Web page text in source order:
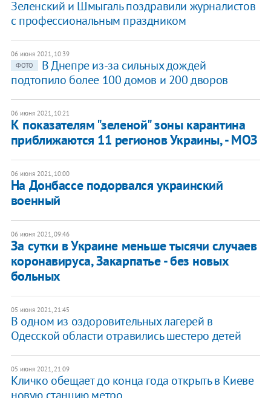
Зеленский и Шмыгаль поздравили журналистов
с профессиональным праздником
06 июня 2021, 10:39
ФОТО
В Днепре из-за сильных дождей
подтопило более 100 домов и 200 дворов
06 июня 2021, 10:21
К показателям "зеленой" зоны карантина
приближаются 11 регионов Украины, - МОЗ
06 июня 2021, 10:00
На Донбассе подорвался украинский
военный
06 июня 2021, 09:46
За сутки в Украине меньше тысячи случаев
коронавируса, Закарпатье - без новых
больных
05 июня 2021, 21:45
В одном из оздоровительных лагерей в
Одесской области отравились шестеро детей
05 июня 2021, 21:09
Кличко обещает до конца года открыть в Киеве
новую станцию метро